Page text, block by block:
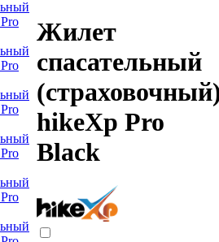
Жилет
спасательный
hikeXp Pro
Black